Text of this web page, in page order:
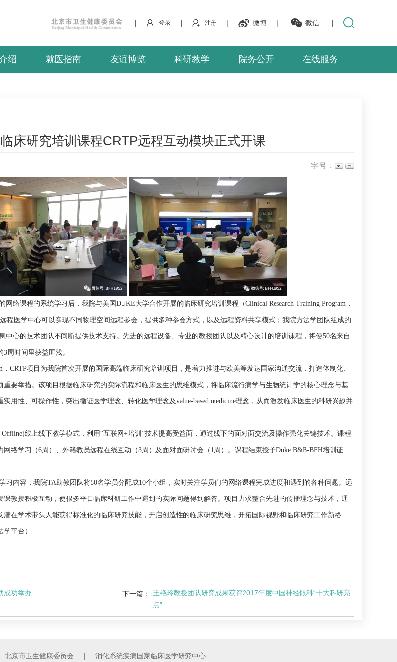
| 登录 | 注册 | 微博 | 微信 |
绍 就医指南 友谊博览 科研教学 院务公开 在线服务
床研究培训课程CRTP远程互动模块正式开课
字号：
网络课程的系统学习后，我院与美国DUKE大学合作开展的临床研究培训课程（Clinical Research Training Program，
程医学中心可以实现不同物理空间远程参会，提供多种参会方式，以及远程资料共享模式；我院方法学团队组成的
中心的技术团队不间断提供技术支持。先进的远程设备、专业的教授团队以及精心设计的培训课程，将使50名来自
周时间里获益匪浅。
，CRTP项目为我院首次开展的国际高端临床研究培训项目，是着力推进与欧美等发达国家沟通交流，打造体制化、
要举措。该项目根据临床研究的实际流程和临床医生的思维模式，将临床流行病学与生物统计学的核心理念与基
用性、可操作性，突出循证医学理念、转化医学理念及value-based medicine理念，从而激发临床医生的科研兴趣并
Offline)线上线下教学模式，利用“互联网+培训”技术提高受益面，通过线下的面对面交流及操作强化关键技术。课程
络学习（6周）、外籍教员远程在线互动（3周）及面对面研讨会（1周）。课程结束授予Duke B&B-BFH培训证
习内容，我院TA助教团队将50名学员分配成10个小组，实时关注学员们的网络课程完成进度和遇到的各种问题。远
教授积极互动，使很多平日临床科研工作中遇到的实际问题得到解答。项目力求整合先进的传播理念与技术，通
在学术带头人能获得标准化的临床研究技能，开启创造性的临床研究思维，开拓国际视野和临床研究工作新格
平台）
成功举办 下一篇：
王艳玲教授团队研究成果获评2017年度中国神经眼科“十大科研亮
点”
北京市卫生健康委员会 | 消化系统疾病国家临床医学研究中心